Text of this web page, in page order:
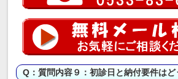
Q：質問内容９：初診日と納付要件はど